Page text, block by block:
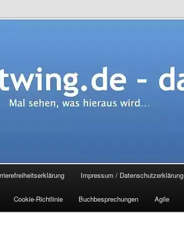
Impressum / Datenschutzerklärung
Cookie-Richtlinie Buchbesprechungen Agile